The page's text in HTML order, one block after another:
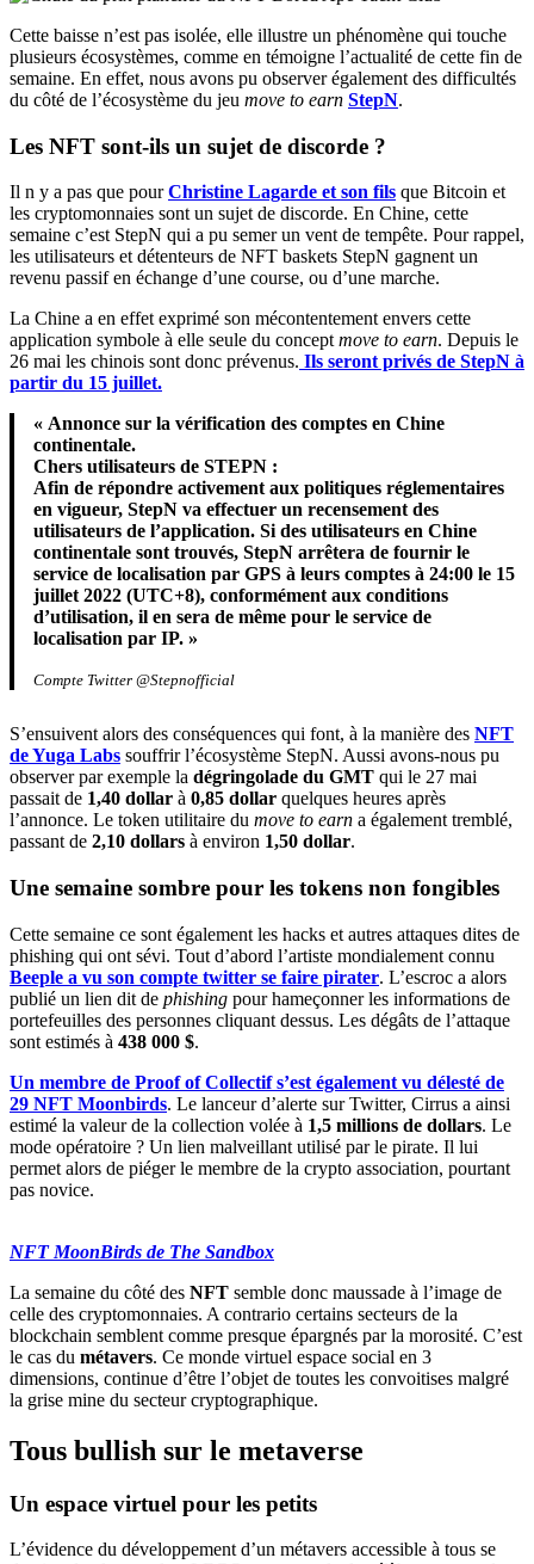
Cette baisse n’est pas isolée, elle illustre un phénomène qui touche
plusieurs écosystèmes, comme en témoigne l’actualité de cette fin de
semaine. En effet, nous avons pu observer également des difficultés
du côté de l’écosystème du jeu move to earn StepN.
Les NFT sont-ils un sujet de discorde ?
Il n y a pas que pourChristine Lagarde et son fils que Bitcoin et
les cryptomonnaies sont un sujet de discorde. En Chine, cette
semaine c’est StepN qui a pu semer un vent de tempête. Pour rappel,
les utilisateurs et détenteurs de NFT baskets StepN gagnent un
revenu passif en échange d’une course, ou d’une marche.
La Chine a en effet exprimé son mécontentement envers cette
application symbole à elle seule du conceptmove to earn. Depuis le
26 mai les chinois sont donc prévenus. Ils seront privés de StepN à
partir du 15 juillet.
« Annonce sur la vérification des comptes en Chine
continentale.
Chers utilisateurs de STEPN :
Afin de répondre activement aux politiques réglementaires
en vigueur, StepN va effectuer un recensement des
utilisateurs de l’application. Si des utilisateurs en Chine
continentale sont trouvés, StepN arrêtera de fournir le
service de localisation par GPS à leurs comptes à 24:00 le 15
juillet 2022 (UTC+8), conformément aux conditions
d’utilisation, il en sera de même pour le service de
localisation par IP. »
Compte Twitter @Stepnofficial
S’ensuivent alors des conséquences qui font, à la manière des NFT
de Yuga Labs souffrir l’écosystème StepN. Aussi avons-nous pu
observer par exemple la dégringolade du GMT qui le 27 mai
passait de 1,40 dollar à 0,85 dollar quelques heures après
l’annonce. Le token utilitaire du move to earn a également tremblé,
passant de 2,10 dollars à environ 1,50 dollar.
Une semaine sombre pour les tokens non fongibles
Cette semaine ce sont également les hacks et autres attaques dites de
phishing qui ont sévi. Tout d’abord l’artiste mondialement connu
Beeple a vu son compte twitter se faire pirater. L’escroc a alors
publié un lien dit de phishing pour hameçonner les informations de
portefeuilles des personnes cliquant dessus. Les dégâts de l’attaque
sont estimés à 438 000 $.
Un membre de Proof of Collectif s’est également vu délesté de
29 NFT Moonbirds. Le lanceur d’alerte sur Twitter, Cirrus a ainsi
estimé la valeur de la collection volée à 1,5 millions de dollars. Le
mode opératoire ? Un lien malveillant utilisé par le pirate. Il lui
permet alors de piéger le membre de la crypto association, pourtant
pas novice.
NFT MoonBirds de The Sandbox
La semaine du côté des NFT semble donc maussade à l’image de
celle des cryptomonnaies. A contrario certains secteurs de la
blockchain semblent comme presque épargnés par la morosité. C’est
le cas du métavers. Ce monde virtuel espace social en 3
dimensions, continue d’être l’objet de toutes les convoitises malgré
la grise mine du secteur cryptographique.
Tous bullish sur le metaverse
Un espace virtuel pour les petits
L’évidence du développement d’un métavers accessible à tous se